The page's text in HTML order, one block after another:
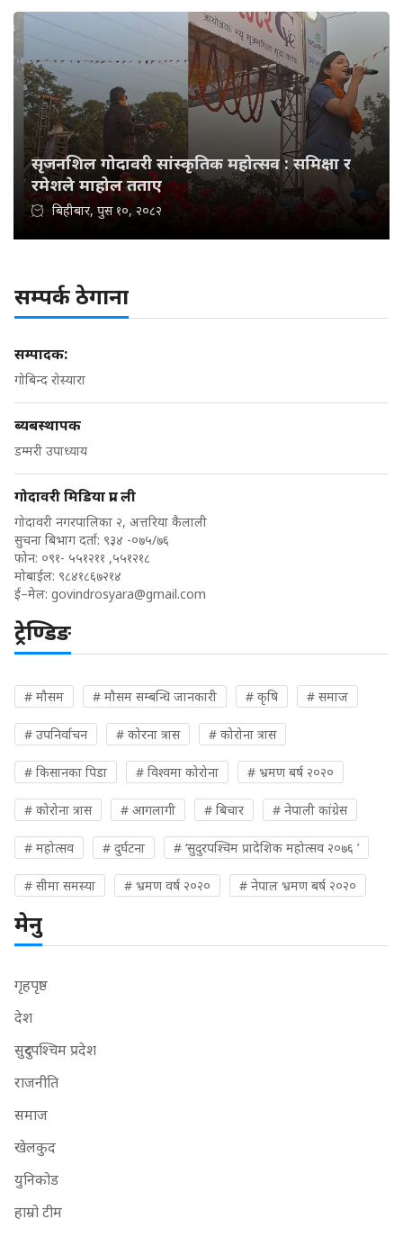
सृजनशिल गोदावरी सांस्कृतिक महोत्सव : समिक्षा र
रमेशले माहोल तताए
बिहीबार, पुस १०, २०८२
सम्पर्क ठेगाना
सम्पादक:
गोबिन्द रोस्यारा
ब्यबस्थापक
डम्मरी उपाध्याय
गोदावरी मिडिया प्रा. ली
गोदावरी नगरपालिका २, अत्तरिया कैलाली
सुचना बिभाग दर्ता: ९३४ -०७५/७६
फोन: ०९१- ५५१२११ ,५५१२१८
मोबाईल: ९८४१८६७२१४
ई–मेल: govindrosyara@gmail.com
ट्रेण्डिङ
# मौसम # मौसम सम्बन्धि जानकारी # कृषि # समाज
# उपनिर्वाचन # कोरना त्रास # कोरोना त्रास
# किसानका पिडा # विश्वमा कोरोना # भ्रमण बर्ष २०२०
# कोरोना त्रास # आगलागी # बिचार # नेपाली कांग्रेस
# महोत्सव # दुर्घटना # ‘सुदुरपश्चिम प्रादेशिक महोत्सव २०७६ ’
# सीमा समस्या # भ्रमण वर्ष २०२० # नेपाल भ्रमण बर्ष २०२०
मेनु
गृहपृष्ठ
देश
सुदुरपश्चिम प्रदेश
राजनीति
समाज
खेलकुद
युनिकोड
हाम्रो टीम